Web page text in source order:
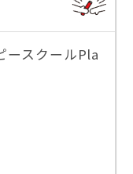
ースクールPla